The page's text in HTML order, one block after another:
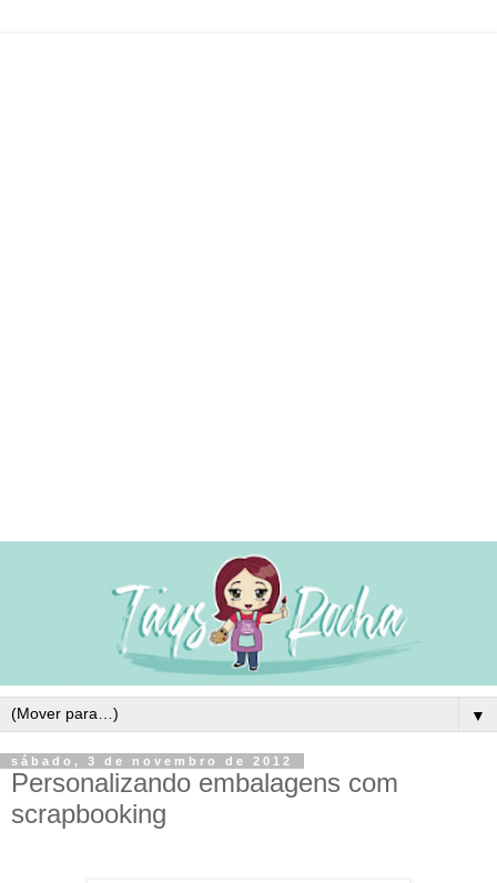
▼
sábado, 3 de novembro de 2012
Personalizando embalagens com
scrapbooking